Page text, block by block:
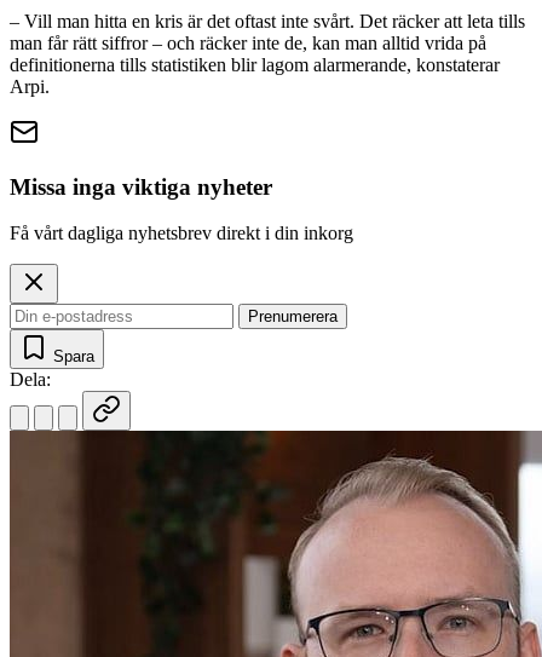
– Vill man hitta en kris är det oftast inte svårt. Det räcker att leta tills
man får rätt siffror – och räcker inte de, kan man alltid vrida på
definitionerna tills statistiken blir lagom alarmerande, konstaterar
Arpi.
Missa inga viktiga nyheter
Få vårt dagliga nyhetsbrev direkt i din inkorg
Prenumerera
Spara
Dela: